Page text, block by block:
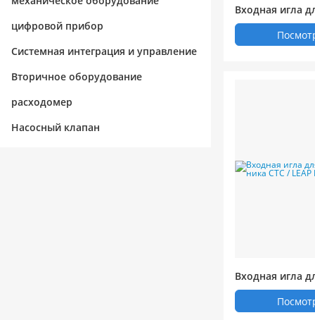
цифровой прибор
Системная интеграция и управление
Вторичное оборудование
расходомер
Насосный клапан
Входная игла
& lt; & lt;
Входная игла
тборника CTC /